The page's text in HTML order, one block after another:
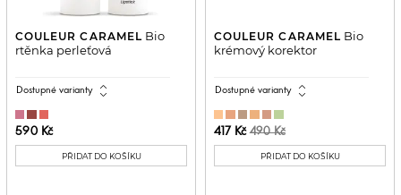
COULEUR CARAMEL Bio
rtěnka perleťová
Dostupné varianty expand_all
590 Kč
PŘIDAT DO KOŠÍKU
COULEUR CARAMEL Bio
krémový korektor
Dostupné varianty expand_all
417 Kč490 Kč
PŘIDAT DO KOŠÍKU